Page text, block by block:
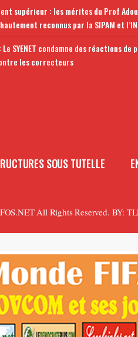
supérieur : les mérites du Prof
reconnus par la SIPAM et
SYENET condamne des réactions de
les correcteurs
SOUS TUTELLE
All Rights Reserved. BY: